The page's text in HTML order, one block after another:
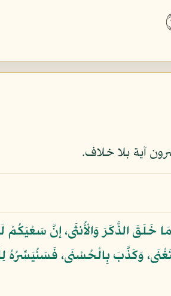
آية بلا خلاف.
وَمَا خَلَقَ الذَّكَرَ وَالْأُنثَى، إِنَّ
وَكَذَّبَ بِالْحُسْنَى، فَسَنُيَسِّرُهُ